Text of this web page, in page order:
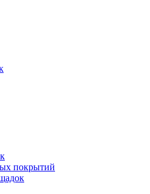
покрытий